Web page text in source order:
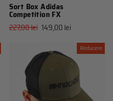
Sort Box Adidas
Competition FX
Pret
227,00 lei Pret
149,00 lei
Reducere